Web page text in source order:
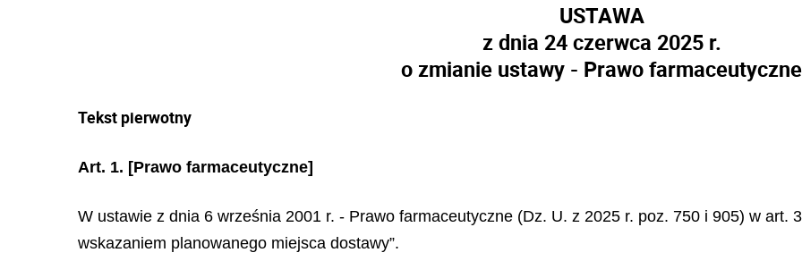
USTAWA
z dnia 24 czerwca 2025 r.
o zmianie ustawy - Prawo farmaceutyczne
Tekst pierwotny
Art. 1. [Prawo farmaceutyczne]
W ustawie z dnia 6 września 2001 r. - Prawo farmaceutyczne (Dz. U. z 2025 r. poz. 750 i 905) w art.
wskazaniem planowanego miejsca dostawy”.